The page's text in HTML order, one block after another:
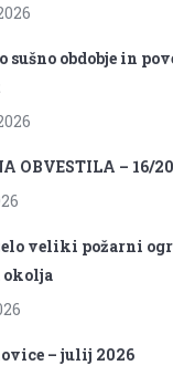
sušno obdobje in
OBVESTILA – 16/
veliki požarni
okolja
– julij 2026